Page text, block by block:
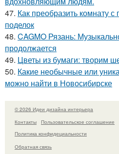
47. Как преобразить комнату
поделок
48. CAGMO Рязань:
продолжается
49. Цветы из бумаги: творим
50. Какие необычные или
можно найти в Новосибирске
© 2026 Идеи дизайна интерьера
Контакты
Пользовательское соглашение
Политика конфидециальности
Обратная связь